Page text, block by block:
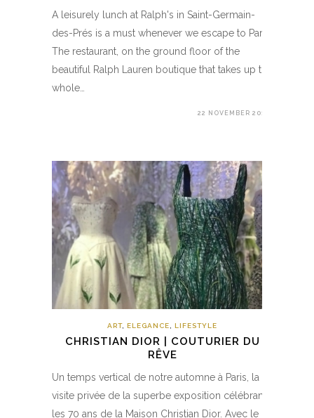
A leisurely lunch at Ralph's in Saint-Germain-
des-Prés is a must whenever we escape to Paris.
The restaurant, on the ground floor of the
beautiful Ralph Lauren boutique that takes up the
whole…
22 NOVEMBER 2017
ART, ELEGANCE LIFESTYLE
CHRISTIAN DIOR | COUTURIER DU
RÊVE
Un temps vertical de notre automne à Paris, la
visite privée de la superbe exposition célébrant
les 70 ans de la Maison Christian Dior. Avec le